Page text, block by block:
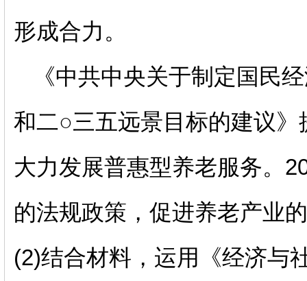
形成合力。
《中共中央关于制定国民
和二○三五远景目标的建议
大力发展普惠型养老服务。
的法规政策，促进养老产业
(2)结合材料，运用《经济与